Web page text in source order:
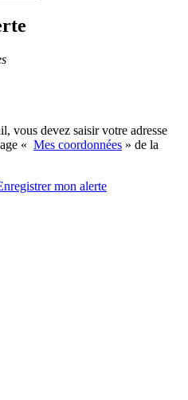
vous devez saisir votre adresse
« Mes coordonnées » de la
mon alerte